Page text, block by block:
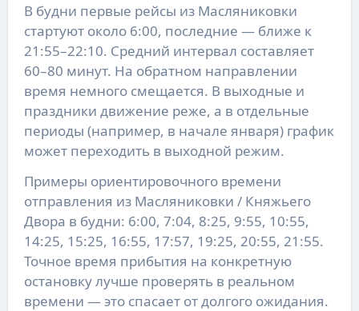
В будни первые рейсы из Масляниковки
стартуют около 6:00, последние — ближе к
21:55–22:10. Средний интервал составляет
60–80 минут. На обратном направлении
время немного смещается. В выходные и
праздники движение реже, а в отдельные
периоды (например, в начале января) график
может переходить в выходной режим.
Примеры ориентировочного времени
отправления из Масляниковки / Княжьего
Двора в будни: 6:00, 7:04, 8:25, 9:55, 10:55,
14:25, 15:25, 16:55, 17:57, 19:25, 20:55, 21:55.
Точное время прибытия на конкретную
остановку лучше проверять в реальном
времени — это спасает от долгого ожидания.